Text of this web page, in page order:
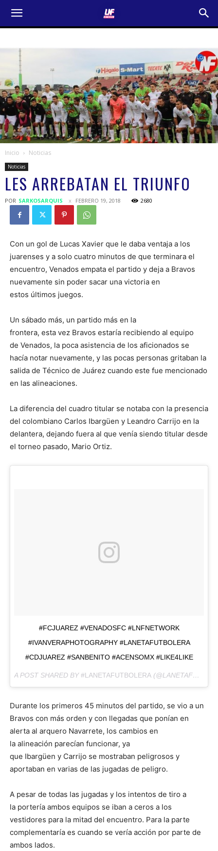
Inicio Noticias
Noticias
LES ARREBATAN EL TRIUNFO
POR SARKOSARQUIS FEBRERO 19, 2018 2680
Con un gol de Lucas Xavier que le daba ventaja a los
juarenses y a solo cuatro minutos de que terminara el
encuentro, Venados empata el partido y deja a Bravos
nuevamente sin poder sacar una victoria en
estos últimos juegos.
Un sábado más, un partido más en la
frontera, esta vez Bravos estaría recibiendo al equipo
de Venados, la poca asistencia de los aficionados se
hacía notar nuevamente, y las pocas personas gritaban la
salida de Técnico de Juárez cuando este fue mencionado
en las alineaciones.
La diferencia del cuadro titular se notaba con la presencia
del colombiano Carlos Ibargüen y Leandro Carrijo en la
delantera, dejando fuera al que venía siendo titular desde
el torneo pasado, Mario Ortiz.
#FCJUAREZ #VENADOSFC #LNFNETWORK
#IVANVERAPHOTOGRAPHY #LANETAFUTBOLERA
#CDJUAREZ #SANBENITO #ACENSOMX #LIKE4LIKE
A POST SHARED BY#LANETAFUTBOLERA (@LANETAFUTBOLERA) ON
Durante los primeros 45 minutos del partido, se vio a un
Bravos con más orden y con llegadas que ponían en
alerta al arquero Navarrete, los cambios en
la alineación parecían funcionar, ya
que Ibargüen y Carrijo se mostraban peligrosos y
aportaban en varias de las jugadas de peligro.
A pesar de todas las jugadas y los intentos de tiro a
la portería ambos equipos se iban a ceros a los
vestidores para la mitad del encuentro. Para la parte
complementaría es cuando se vería acción por parte de
ambos lados.